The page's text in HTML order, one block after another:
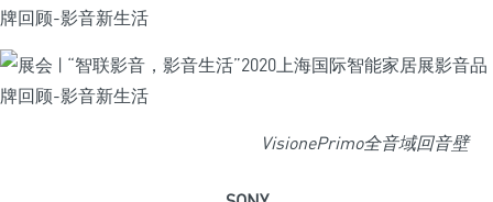
VisionePrimo全音域回音壁